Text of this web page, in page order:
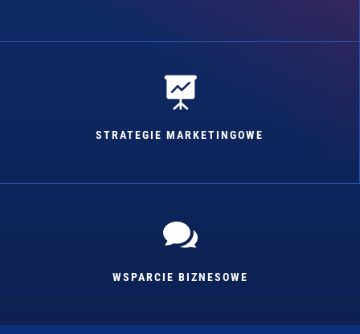

STRATEGIE MARKETINGOWE

WSPARCIE BIZNESOWE